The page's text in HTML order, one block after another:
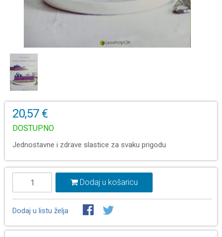
20,57 €
DOSTUPNO
Jednostavne i zdrave slastice za svaku prigodu
Dodaj u košaricu
Dodaj u listu želja